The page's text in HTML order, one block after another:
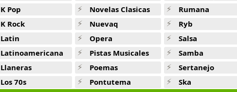
K Pop
K Rock
Latin
Latinoamericana
Llaneras
Los 70s
Novelas Clasicas
Nuevaq
Opera
Pistas Musicales
Poemas
Pontutema
Rumana
Ryb
Salsa
Samba
Sertanejo
Ska